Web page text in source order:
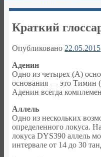
Краткий
Опубликовано22.05.2015
Аденин
Одно из четырех (А)
основания — это Тимин
Аденин всегда
Аллель
Одно из нескольких
определенного локуса.
локуса DYS390 аллель
интервале от 14 до 30